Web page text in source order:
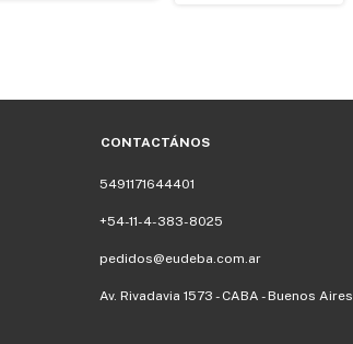
CONTACTÁNOS
5491171644401
+54-11-4-383-8025
pedidos@eudeba.com.ar
Av. Rivadavia 1573 - CABA - Buenos Aires